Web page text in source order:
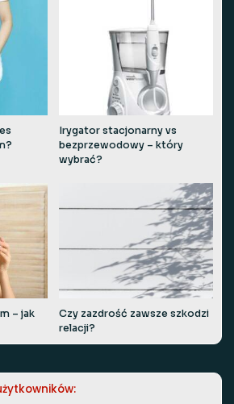
Irygator stacjonarny vs
bezprzewodowy – który
wybrać?
– jak
Czy zazdrość zawsze szkodzi
relacji?